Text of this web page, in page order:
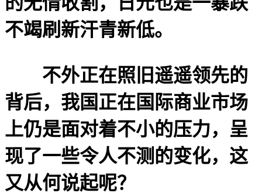
不竭刷新汗青新低。
不外正在照旧遥遥领先的
背后，我国正在国际商业市场
上仍是面对着不小的压力，呈
现了一些令人不测的变化，这
又从何说起呢？